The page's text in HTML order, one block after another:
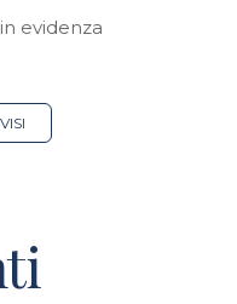
evidenza